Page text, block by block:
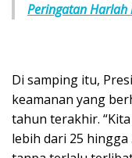
Peringatan Harlah
Di samping itu,
keamanan yang
tahun terakhir.
lebih dari 25